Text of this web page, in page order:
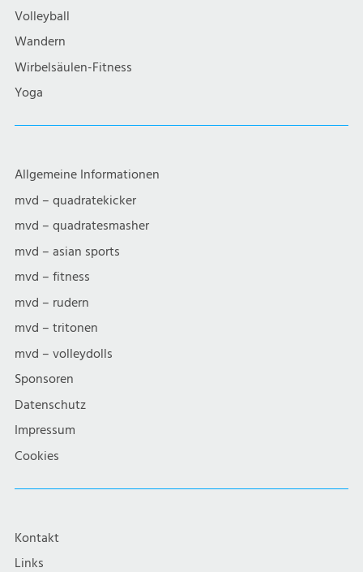
Volleyball
Wandern
Wirbelsäulen-Fitness
Yoga
Allgemeine Informationen
mvd – quadratekicker
mvd – quadratesmasher
mvd – asian sports
mvd – fitness
mvd – rudern
mvd – tritonen
mvd – volleydolls
Sponsoren
Datenschutz
Impressum
Cookies
Kontakt
Links